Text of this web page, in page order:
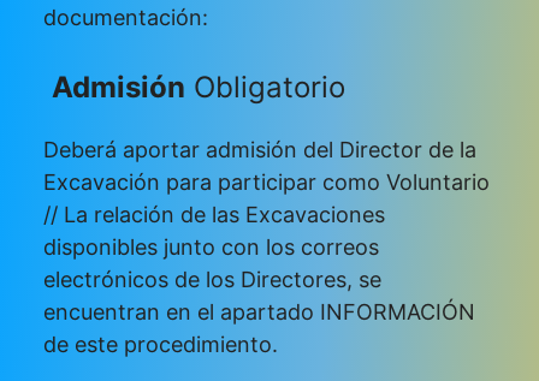
documentación:
Admisión Obligatorio
Deberá aportar admisión del Director de la
Excavación para participar como Voluntario
// La relación de las Excavaciones
disponibles junto con los correos
electrónicos de los Directores, se
encuentran en el apartado INFORMACIÓN
de este procedimiento.